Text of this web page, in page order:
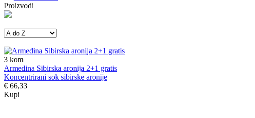
Proizvodi
3 kom
Armedina Sibirska aronija 2+1 gratis
Koncentrirani sok sibirske aronije
€ 66,33
Kupi